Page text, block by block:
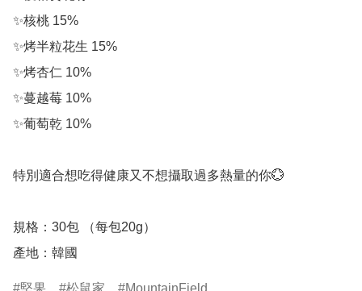
✨核桃 15%
✨烤半粒花生 15%
✨烤杏仁 10%
✨蔓越莓 10%
✨葡萄乾 10%
特別適合想吃得健康又不想攝取過多熱量的你💮
規格：30包 （每包20g）
產地：韓國